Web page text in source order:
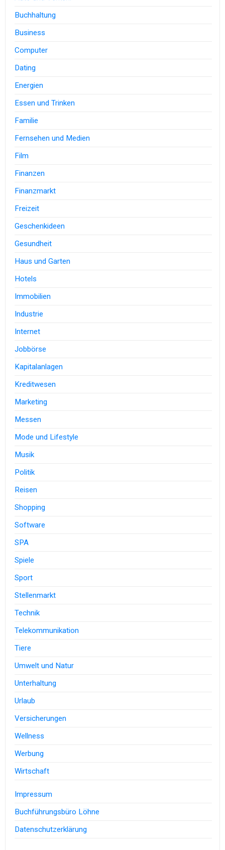
Buchhaltung
Business
Computer
Dating
Energien
Essen und Trinken
Familie
Fernsehen und Medien
Film
Finanzen
Finanzmarkt
Freizeit
Geschenkideen
Gesundheit
Haus und Garten
Hotels
Immobilien
Industrie
Internet
Jobbörse
Kapitalanlagen
Kreditwesen
Marketing
Messen
Mode und Lifestyle
Musik
Politik
Reisen
Shopping
Software
SPA
Spiele
Sport
Stellenmarkt
Technik
Telekommunikation
Tiere
Umwelt und Natur
Unterhaltung
Urlaub
Versicherungen
Wellness
Werbung
Wirtschaft
Impressum
Buchführungsbüro Löhne
Datenschutzerklärung